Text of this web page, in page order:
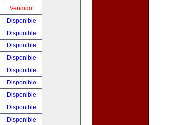
Vendido!
Disponible
Disponible
Disponible
Disponible
Disponible
Disponible
Disponible
Disponible
Disponible